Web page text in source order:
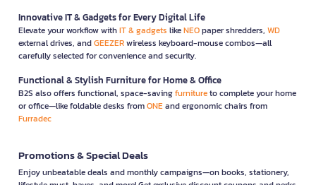
Innovative IT & Gadgets for Every Digital Life
Elevate your workflow withIT & gadgets likeNEOpaper shredders, WD
external drives, andGEEZERwireless keyboard-mouse combos—all
carefully selected for convenience and security.
Functional & Stylish Furniture for Home & Office
B2S also offers functional, space-savingfurnitureto complete your home
or office—like foldable desks fromONEand ergonomic chairs from
Furradec
Promotions & Special Deals
Enjoy unbeatable deals and monthly campaigns—on books, stationery,